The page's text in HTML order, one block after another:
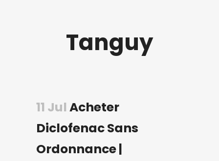
Tanguy
11 Jul Acheter
Diclofenac Sans
Ordonnance |